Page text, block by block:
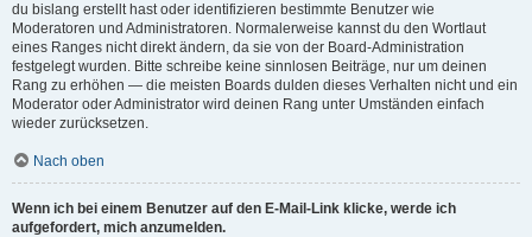
du bislang erstellt hast oder identifizieren bestimmte Benutzer wie
Moderatoren und Administratoren. Normalerweise kannst du den Wortlaut
eines Ranges nicht direkt ändern, da sie von der Board-Administration
festgelegt wurden. Bitte schreibe keine sinnlosen Beiträge, nur um deinen
Rang zu erhöhen — die meisten Boards dulden dieses Verhalten nicht und ein
Moderator oder Administrator wird deinen Rang unter Umständen einfach
wieder zurücksetzen.
Nach oben
Wenn ich bei einem Benutzer auf den E-Mail-Link klicke, werde ich
aufgefordert, mich anzumelden.